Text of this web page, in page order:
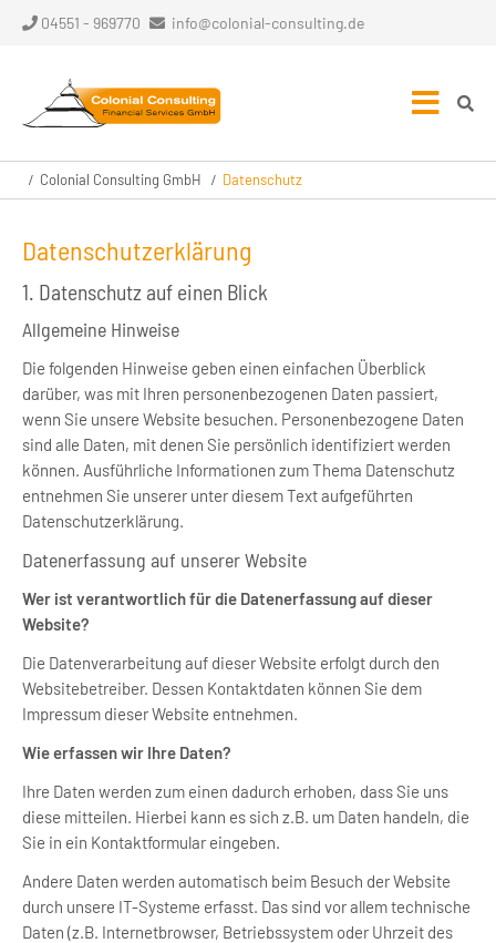
04551 - 969770 info@colonial-consulting.de
Colonial Consulting GmbH Datenschutz
Datenschutzerklärung
1. Datenschutz auf einen Blick
Allgemeine Hinweise
Die folgenden Hinweise geben einen einfachen Überblick
darüber, was mit Ihren personenbezogenen Daten passiert,
wenn Sie unsere Website besuchen. Personenbezogene Daten
sind alle Daten, mit denen Sie persönlich identifiziert werden
können. Ausführliche Informationen zum Thema Datenschutz
entnehmen Sie unserer unter diesem Text aufgeführten
Datenschutzerklärung.
Datenerfassung auf unserer Website
Wer ist verantwortlich für die Datenerfassung auf dieser
Website?
Die Datenverarbeitung auf dieser Website erfolgt durch den
Websitebetreiber. Dessen Kontaktdaten können Sie dem
Impressum dieser Website entnehmen.
Wie erfassen wir Ihre Daten?
Ihre Daten werden zum einen dadurch erhoben, dass Sie uns
diese mitteilen. Hierbei kann es sich z.B. um Daten handeln, die
Sie in ein Kontaktformular eingeben.
Andere Daten werden automatisch beim Besuch der Website
durch unsere IT-Systeme erfasst. Das sind vor allem technische
Daten (z.B. Internetbrowser, Betriebssystem oder Uhrzeit des